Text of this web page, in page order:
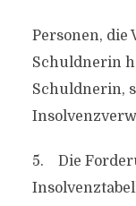
Personen, die
Schuldnerin
Schuldnerin,
5. Die